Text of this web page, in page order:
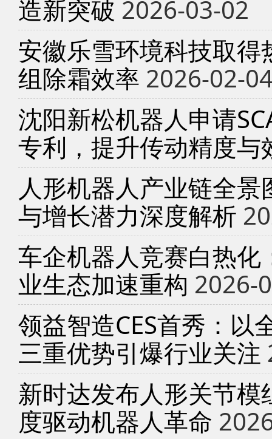
造新突破 2026-03-02
安徽乐雪环境科技取
组除霜效率 2026-02-
沈阳新松机器人申请
专利，提升传动精度与
人形机器人产业链全
与增长潜力深度解析
车企机器人竞赛白热
业生态加速重构 2026-
领益智造CES首秀：以
三重优势引爆行业关注
新时达发布人形关节
度驱动机器人革命